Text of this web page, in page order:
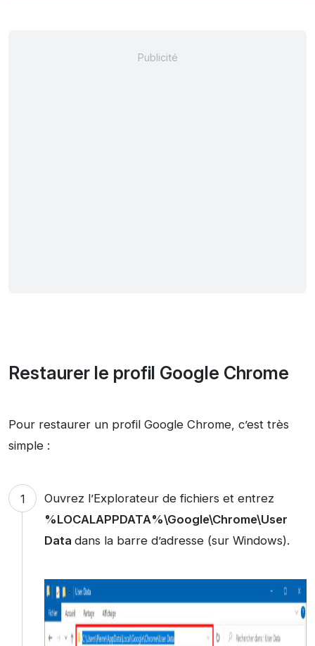
Restaurer le profil Google Chrome
Pour restaurer un profil Google Chrome, c’est très
simple :
Ouvrez l’Explorateur de fichiers et entrez
%LOCALAPPDATA%\Google\Chrome\User
Data dans la barre d’adresse (sur Windows).